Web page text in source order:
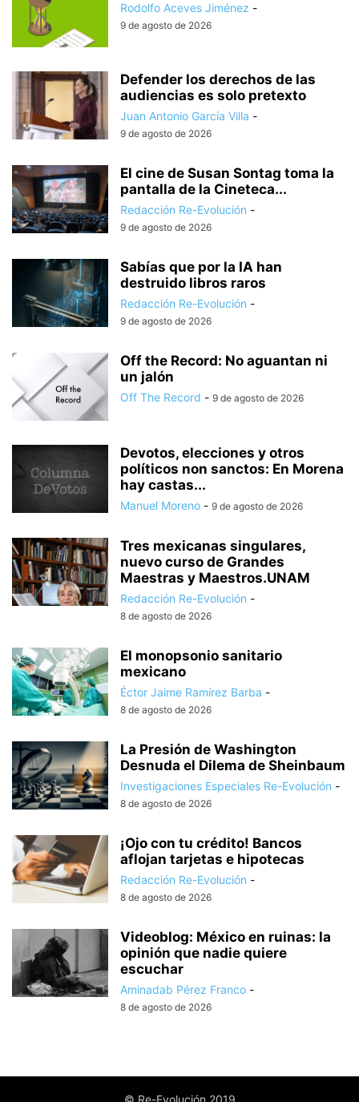
Rodolfo Aceves Jiménez -
9 de agosto de 2026
Defender los derechos de las
audiencias es solo pretexto
Juan Antonio García Villa -
9 de agosto de 2026
El cine de Susan Sontag toma la
pantalla de la Cineteca...
Redacción Re-Evolución -
9 de agosto de 2026
Sabías que por la IA han
destruido libros raros
Redacción Re-Evolución -
9 de agosto de 2026
Off the Record: No aguantan ni
un jalón
Off The Record - 9 de agosto de 2026
Devotos, elecciones y otros
políticos non sanctos: En Morena
hay castas...
Manuel Moreno - 9 de agosto de 2026
Tres mexicanas singulares,
nuevo curso de Grandes
Maestras y Maestros.UNAM
Redacción Re-Evolución -
8 de agosto de 2026
El monopsonio sanitario
mexicano
Éctor Jaime Ramírez Barba -
8 de agosto de 2026
La Presión de Washington
Desnuda el Dilema de Sheinbaum
Investigaciones Especiales Re-Evolución -
8 de agosto de 2026
¡Ojo con tu crédito! Bancos
aflojan tarjetas e hipotecas
Redacción Re-Evolución -
8 de agosto de 2026
Videoblog: México en ruinas: la
opinión que nadie quiere
escuchar
Aminadab Pérez Franco -
8 de agosto de 2026